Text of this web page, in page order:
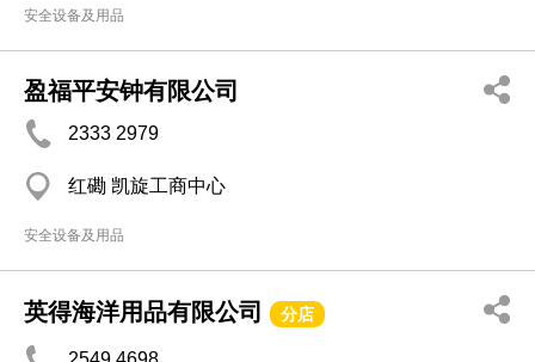
安全设备及用品
盈福平安钟有限公司
2333 2979
红磡 凯旋工商中心
安全设备及用品
英得海洋用品有限公司 分店